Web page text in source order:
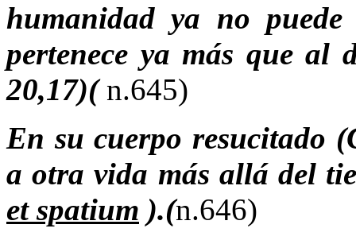
humanidad ya no
pertenece ya más que
20,17)(n.645)
En su cuerpo resucitado
a otra vida más allá del
et spatium ).(n.646)